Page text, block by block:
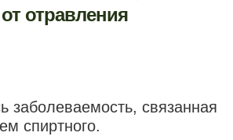
отравления
заболеваемость, связанная
спиртного.